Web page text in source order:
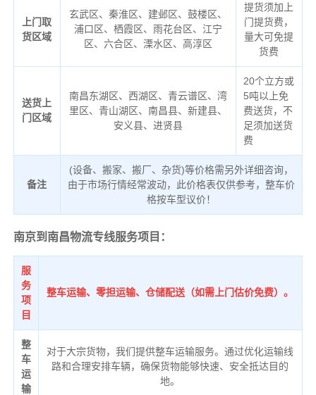
上门取
货区域
玄武区、秦淮区、建邺区、鼓楼区、
浦口区、栖霞区、雨花台区、江宁
区、六合区、溧水区、高淳区
提货须加上
门提货费，
量大可免提
货费
送货上
门区域
南昌东湖区、西湖区、青云谱区、湾
里区、青山湖区、南昌县、新建县、
安义县、进贤县
20个立方或
5吨以上免
费送货，不
足须加送货
费
备注
(设备、搬家、搬厂、杂货)等价格需另外详细咨询，
由于市场行情经常波动，此价格表仅供参考，整车价
格按车型议价！
南京到南昌物流专线服务项目：
服
务
项
目
整车运输、零担运输、仓储配送（如需上门估价免费）。
整
车
运
输
对于大宗货物，我们提供整车运输服务。通过优化运输线
路和合理安排车辆，确保货物能够快速、安全抵达目的
地。